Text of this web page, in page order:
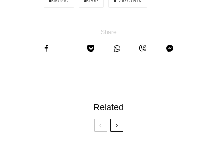
KMUSIC KPOP ΤΣΑΣΟΥΝΓΚ
Share
Related